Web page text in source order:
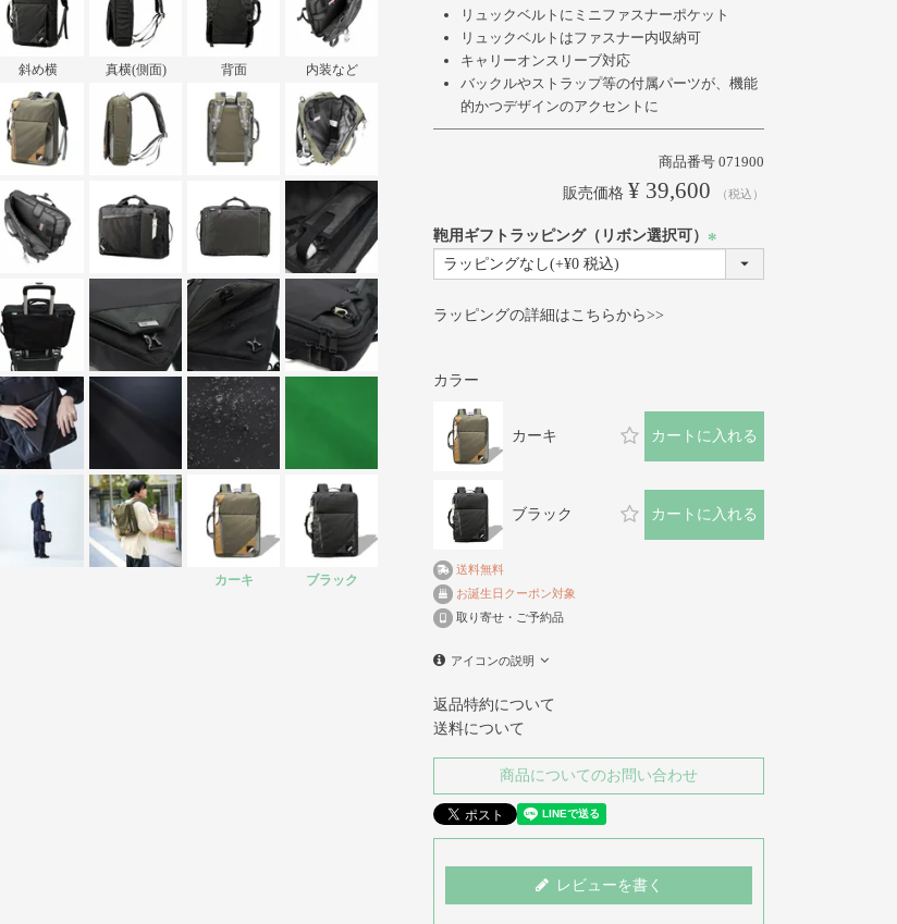
斜め横 真横(側面) 背面 内装など
カーキ ブラック
リュックベルトにミニファスナーポケット
リュックベルトはファスナー内収納可
キャリーオンスリーブ対応
バックルやストラップ等の付属パーツが、機能
的かつデザインのアクセントに
商品番号 071900
販売価格 ¥ 39,600 税込
鞄用ギフトラッピング（リボン選択可）
ラッピングの詳細はこちらから>>
カラー
カーキ カートに入れる
ブラック カートに入れる
送料無料
お誕生日クーポン対象
取り寄せ・ご予約品
アイコンの説明
返品特約について
送料について
商品についてのお問い合わせ
レビューを書く